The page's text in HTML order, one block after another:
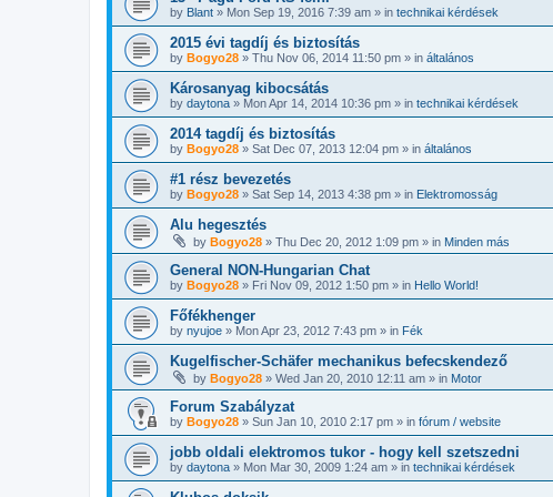
by Blant » Mon Sep 19, 2016 7:39 am » in technikai kérdések
2015 évi tagdíj és biztosítás
by Bogyo28 » Thu Nov 06, 2014 11:50 pm » in általános
Károsanyag kibocsátás
by daytona » Mon Apr 14, 2014 10:36 pm » in technikai kérdések
2014 tagdíj és biztosítás
by Bogyo28 » Sat Dec 07, 2013 12:04 pm » in általános
#1 rész bevezetés
by Bogyo28 » Sat Sep 14, 2013 4:38 pm » in Elektromosság
Alu hegesztés
by Bogyo28 » Thu Dec 20, 2012 1:09 pm » in Minden más
General NON-Hungarian Chat
by Bogyo28 » Fri Nov 09, 2012 1:50 pm » in Hello World!
Főfékhenger
by nyujoe » Mon Apr 23, 2012 7:43 pm » in Fék
Kugelfischer-Schäfer mechanikus befecskendező
by Bogyo28 » Wed Jan 20, 2010 12:11 am » in Motor
Forum Szabályzat
by Bogyo28 » Sun Jan 10, 2010 2:17 pm » in fórum / website
jobb oldali elektromos tukor - hogy kell szetszedni
by daytona » Mon Mar 30, 2009 1:24 am » in technikai kérdések